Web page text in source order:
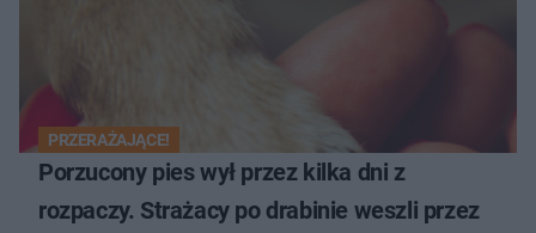
PRZERAŻAJĄCE!
Porzucony pies wył przez kilka dni z
rozpaczy. Strażacy po drabinie weszli przez